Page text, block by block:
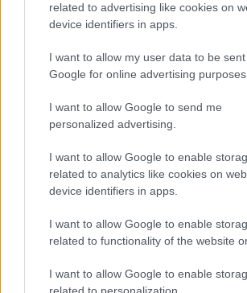
related to advertising like cookies on
device identifiers in apps.
I want to allow my user data to be
Google for online advertising purposes.
I want to allow Google to send me
personalized advertising.
I want to allow Google to enable
related to analytics like cookies on
device identifiers in apps.
I want to allow Google to enable
related to functionality of the website
I want to allow Google to enable
Ποιες χώρες απειλεί ο
υψηλούς δασμούς - «Γελοία
του Ανωτάτου Δικαστηρίου»
Η δήλωση του προέδρου των
Social